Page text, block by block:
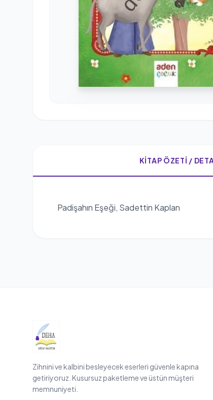
KITAP ÖZETI /
Padişahın Eşeği, Sadettin Kaplan
Zihnini ve kalbini besleyecek eserleri güvenle kapına
getiriyoruz. Kusursuz paketleme ve üstün müşteri
memnuniyeti.